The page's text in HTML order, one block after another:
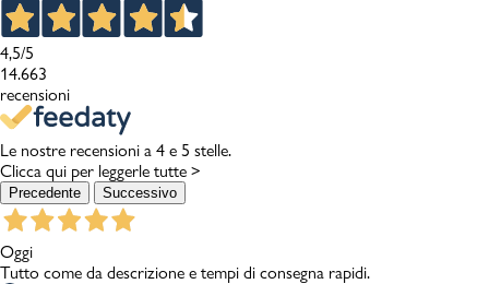
4,5/5
14.663
recensioni
Le nostre recensioni a 4 e 5 stelle.
Clicca qui per leggerle tutte >
Precedente Successivo
Oggi
Tutto come da descrizione e tempi di consegna rapidi.